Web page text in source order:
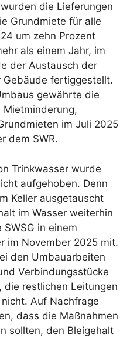
die Lieferungen
Grundmiete für alle
um zehn Prozent
als einem Jahr, im
der Austausch der
Gebäude fertiggestellt.
gewährte die
Mietminderung,
im Juli 2025
dem SWR.
Trinkwasser wurde
aufgehoben. Denn
Keller ausgetauscht
im Wasser weiterhin
in einem
im November 2025 mit.
den Umbauarbeiten
Verbindungsstücke
die restlichen Leitungen
Auf Nachfrage
dass die Maßnahmen
sollten, den Bleigehalt